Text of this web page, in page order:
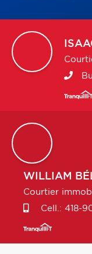
WILLIAM
Courtier
Cell.: 418-